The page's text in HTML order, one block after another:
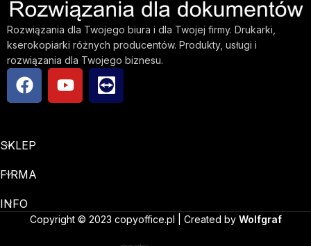
Rozwiązania dla Twojego biura i dla Twojej firmy. Drukarki,
kserokopiarki różnych producentów. Produkty, usługi i
rozwiązania dla Twojego biznesu.
SKLEP
FIRMA
INFO
Copyright © 2023 copyoffice.pl | Created by Wolfgraf